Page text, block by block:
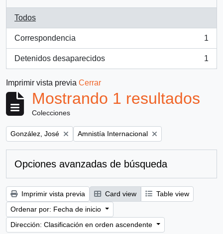
Todos
Correspondencia
, 1 resultados
1
Detenidos desaparecidos
, 1 resultados
1
Imprimir vista previa Cerrar
Mostrando 1 resultados
Colecciones
Remove filter:
González, José Remove filter:
Amnistía Internacional
Opciones avanzadas de búsqueda
Imprimir vista previa Card view
Table view
Ordenar por: Fecha de inicio
Dirección: Clasificación en orden ascendente